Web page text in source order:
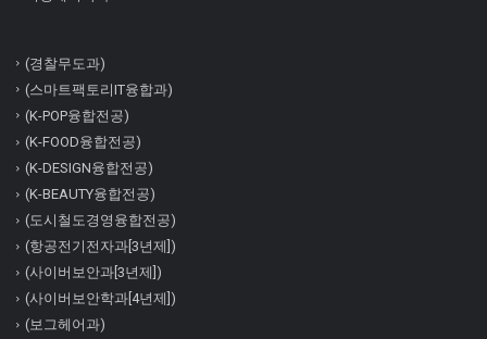
(경찰무도과)
(스마트팩토리IT융합과)
(K-POP융합전공)
(K-FOOD융합전공)
(K-DESIGN융합전공)
(K-BEAUTY융합전공)
(도시철도경영융합전공)
(항공전기전자과[3년제])
(사이버보안과[3년제])
(사이버보안학과[4년제])
(보그헤어과)